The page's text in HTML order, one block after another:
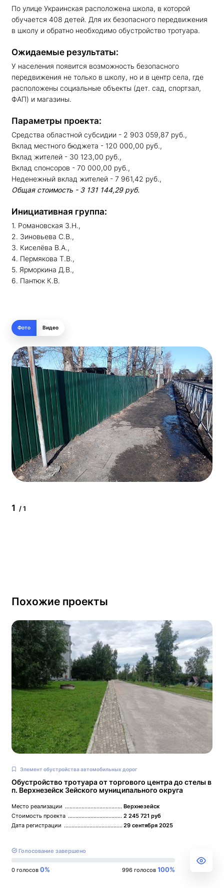
По улице Украинская расположена школа, в которой
обучается 408 детей. Для их безопасного передвижения
в школу и обратно необходимо обустройство тротуара.
Ожидаемые результаты:
У населения появится возможность безопасного
передвижения не только в школу, но и в центр села, где
расположены социальные объекты (дет. сад, спортзал,
ФАП) и магазины.
Параметры проекта:
Средства областной субсидии - 2 903 059,87 руб.,
Вклад местного бюджета - 120 000,00 руб.,
Вклад жителей - 30 123,00 руб.,
Вклад спонсоров - 70 000,00 руб.,
Неденежный вклад жителей - 7 961,42 руб.,
Общая стоимость - 3 131 144,29руб.
Инициативная группа:
1. Романовская З.Н.,
2. Зиновьева С.В.,
3. Киселёва В.А.,
4. Пермякова Т.В.,
5. Ярморкина Д.В.,
6. Пантюк К.В.
Фото Видео
1 / 1
Похожие проекты
Элемент обустройства автомобильных дорог
Обустройство тротуара от торгового центра до стелы в
п. Верхнезейск Зейского муниципального округа
Место реализации
Верхнезейск
Стоимость проекта
2 245 721 руб
Дата регистрации
29 сентября 2025
Голосование завершено
0 голосов 0% 996 голосов 100%